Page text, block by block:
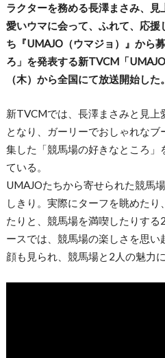
ラクターを務める長澤まさみ、
愛いウマに会って、ふれて、応援
ち『UMAJO（ウマジョ）』から
ろ」を発表する新TVCM「
（木）から全国にて放送開始した。
新TVCMでは、長澤まさみと見上
となり、ガーリーでおしゃれな
集した「競馬場の好きなところ」
ている。
UMAJOたちから寄せられた競馬
しきり。実際にターフを眺めた
たりと、競馬場を満喫したりす
ースでは、競馬場の楽しさを思
顔も見られ、競馬場と2人の魅力